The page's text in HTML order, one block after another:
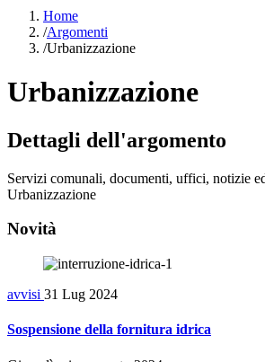
Home
/Argomenti
/Urbanizzazione
Urbanizzazione
Dettagli dell'argomento
Servizi comunali, documenti, uffici, notizie
Urbanizzazione
Novità
avvisi 31 Lug 2024
Sospensione della fornitura idrica